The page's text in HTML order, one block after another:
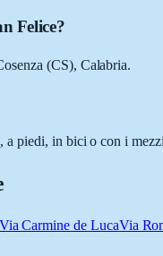
Felice?
(CS), Calabria.
piedi, in bici o con i
Via Carmine de LucaVia